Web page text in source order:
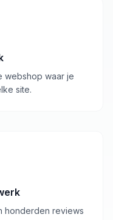
webshop waar je
site.
honderden reviews